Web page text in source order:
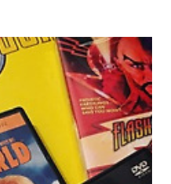
와주시면 감사하겠습니다^^ 아
로, 제가 진행하고 있는 용산FM
서 퀸 특집을 준비했습니다.한
신 보헤미안PJ님을 모시고 이